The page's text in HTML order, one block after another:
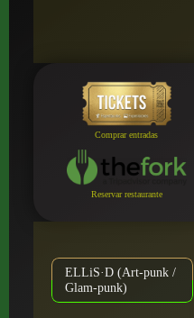
Comprar entradas
Reservar restaurante
ELLiS·D (Art-punk /
Glam-punk)